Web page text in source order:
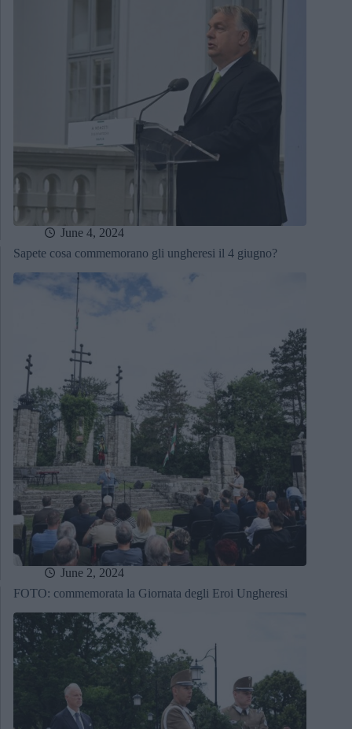
June 4, 2024
Sapete cosa commemorano gli ungheresi il 4 giugno?
June 2, 2024
FOTO: commemorata la Giornata degli Eroi Ungheresi